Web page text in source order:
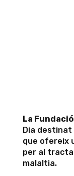
La
Dia destinat
que ofereix
per al
malaltia.